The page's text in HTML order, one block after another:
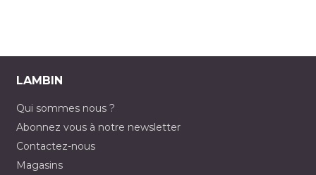
LAMBIN
Qui sommes nous ?
Abonnez vous à notre newsletter
Contactez-nous
Magasins